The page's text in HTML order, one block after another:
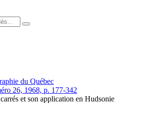
du Québec
26, 1968, p. 177-342
et son application en Hudsonie